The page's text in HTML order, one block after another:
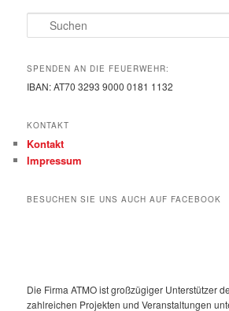
Suchen
SPENDEN AN DIE FEUERWEHR:
IBAN: AT70 3293 9000 0181 1132
KONTAKT
Kontakt
Impressum
BESUCHEN SIE UNS AUCH AUF FACEBOOK
Die Firma ATMO ist großzügiger Unterstützer
zahlreichen Projekten und Veranstaltungen